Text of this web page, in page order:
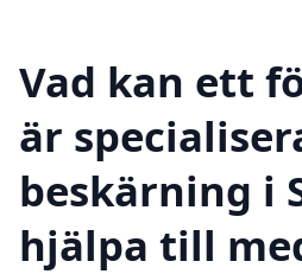
Vad kan ett
är
beskärning i
hjälpa till